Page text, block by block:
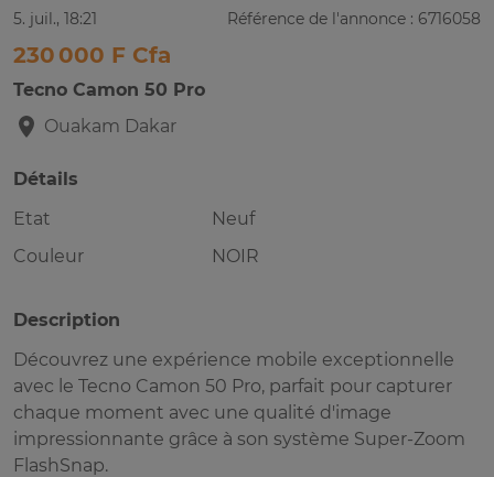
5. juil., 18:21 Référence de l'annonce : 6716058
230 000 F Cfa
Tecno Camon 50 Pro
Ouakam Dakar
Détails
Etat
Neuf
Couleur
NOIR
Description
Découvrez une expérience mobile exceptionnelle
avec le Tecno Camon 50 Pro, parfait pour capturer
chaque moment avec une qualité d'image
impressionnante grâce à son système Super-Zoom
FlashSnap.